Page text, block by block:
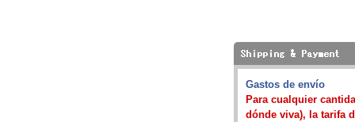
Gastos de envío
Para cualquier
dónde viva), la tarifa